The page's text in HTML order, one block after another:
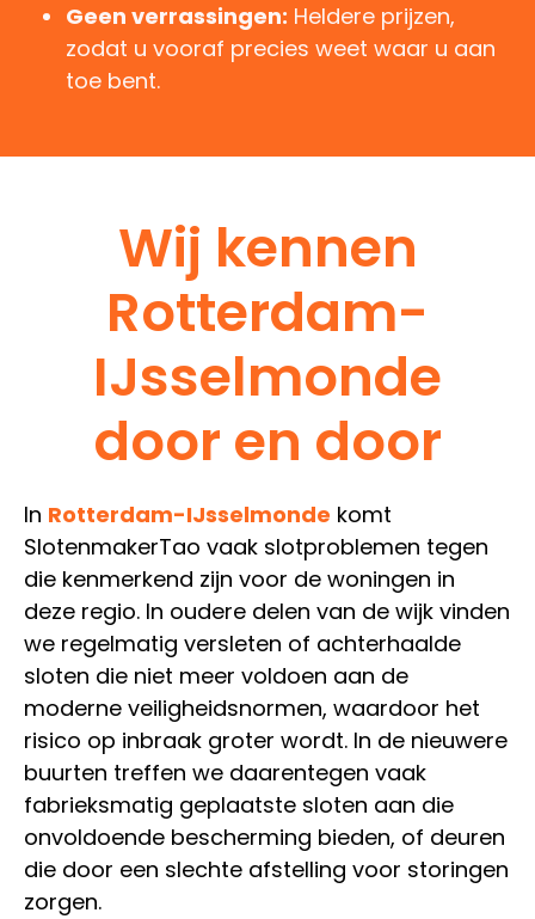
Geen verrassingen: Heldere prijzen,
zodat u vooraf precies weet waar u aan
toe bent.
Wij kennen
Rotterdam-
IJsselmonde
door en door
In Rotterdam-IJsselmonde komt
SlotenmakerTao vaak slotproblemen tegen
die kenmerkend zijn voor de woningen in
deze regio. In oudere delen van de wijk vinden
we regelmatig versleten of achterhaalde
sloten die niet meer voldoen aan de
moderne veiligheidsnormen, waardoor het
risico op inbraak groter wordt. In de nieuwere
buurten treffen we daarentegen vaak
fabrieksmatig geplaatste sloten aan die
onvoldoende bescherming bieden, of deuren
die door een slechte afstelling voor storingen
zorgen.